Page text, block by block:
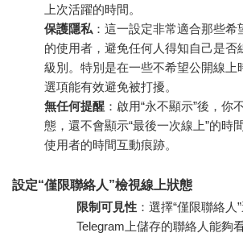
上次活躍的時間。
保護隱私 ：這一設定非常適合那些
的使用者，避免任何人得知自己是否
級別。特別是在一些不希望公開線上
選項能有效避免被打擾。
無任何提醒 ：啟用“永不顯示”後，你
態，還不會顯示“最後一次線上”的時
使用者的時間互動痕跡。
設定“僅限聯絡人”檢視線上狀態
限制可見性 ：選擇“僅限聯絡
Telegram上儲存的聯絡人能夠